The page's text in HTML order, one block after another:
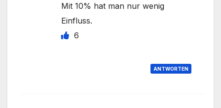
Mit 10% hat man nur wenig
Einfluss.
6
ANTWORTEN